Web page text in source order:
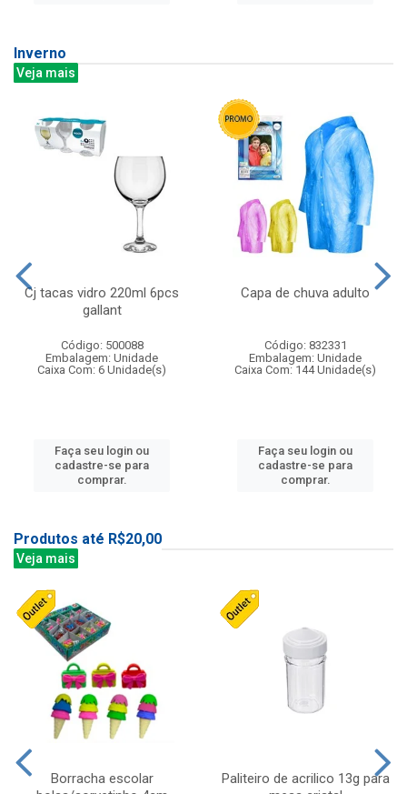
Inverno
Veja mais
Cj tacas vidro 220ml 6pcs
gallant
Código: 500088
Embalagem: Unidade
Caixa Com: 6 Unidade(s)
Faça seu login ou
cadastre-se para
comprar.
Capa de chuva adulto
Código: 832331
Embalagem: Unidade
Caixa Com: 144 Unidade(s)
Faça seu login ou
cadastre-se para
comprar.
Produtos até R$20,00
Veja mais
Borracha escolar
Paliteiro de acrilico 13g para